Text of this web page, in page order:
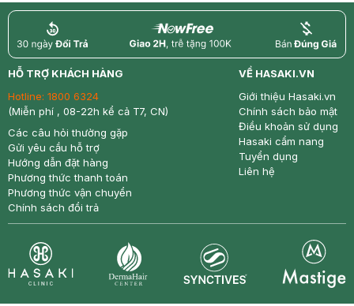
return nowfree price
HỖ TRỢ KHÁCH HÀNG
Hotline: 1800 6324
(Miễn phí , 08-22h kể cả T7, CN)
Các câu hỏi thường gặp
Gửi yêu cầu hỗ trợ
Hướng dẫn đặt hàng
Phương thức thanh toán
Phương thức vận chuyển
Chính sách đổi trả
VỀ HASAKI.VN
Giới thiệu Hasaki.vn
Chính sách bảo mật
Điều khoản sử dụng
Hasaki cẩm nang
Tuyển dụng
Liên hệ